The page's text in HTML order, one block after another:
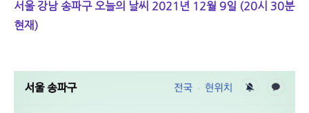
서울 강남 송파구 오늘의 날씨 2021년 12월 9일 (20시 30분
현재)